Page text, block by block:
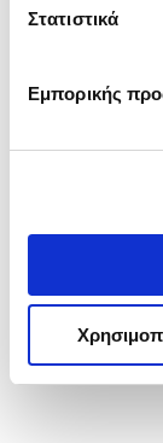
Στατιστικά
Εμπορικής